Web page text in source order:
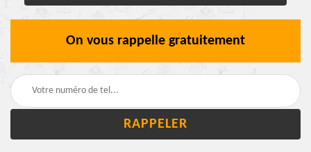
On vous rappelle gratuitement